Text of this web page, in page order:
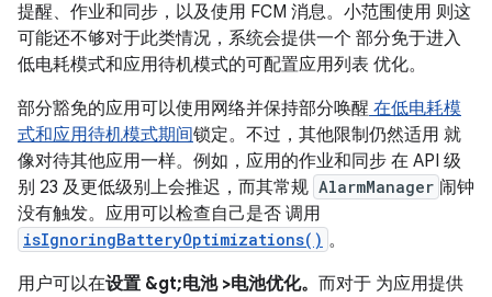
提醒、作业和同步，以及使用 FCM 消息。小范围使用 则这
可能还不够对于此类情况，系统会提供一个 部分免于进入
低电耗模式和应用待机模式的可配置应用列表 优化。
部分豁免的应用可以使用网络并保持部分唤醒 在低电耗模
式和应用待机模式期间锁定。不过，其他限制仍然适用 就
像对待其他应用一样。例如，应用的作业和同步 在 API 级
别 23 及更低级别上会推迟，而其常规 AlarmManager 闹钟
没有触发。应用可以检查自己是否 调用
isIgnoringBatteryOptimizations() 。
用户可以在设置 &gt;电池 >电池优化。 而对于 为应用提供